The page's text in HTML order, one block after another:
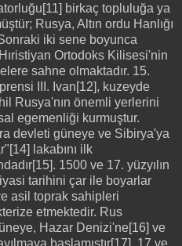
birkaç topluluğa ya
Rusya, Altın ordu Hanlığı
iki sene boyunca
Ortodoks Kilisesi'nin
sahne olmaktadır. 15.
III. Ivan[12], kuzeyde
Rusya'nın önemli yerlerini
egemenliği kurmuştur.
devleti güneye ve Sibirya'ya
lakabını ilk
1500 ve 17. yüzyılın
tarihini çar ile boyarlar
asil toprak sahipleri
etmektedir. Rus
Hazar Denizi'ne[16] ve
başlamıştır[17]. 17 ve